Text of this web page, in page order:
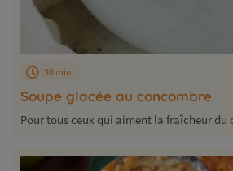
Soupe glacée au concombre
30 min
Pour tous ceux qui aiment la fraîcheur du